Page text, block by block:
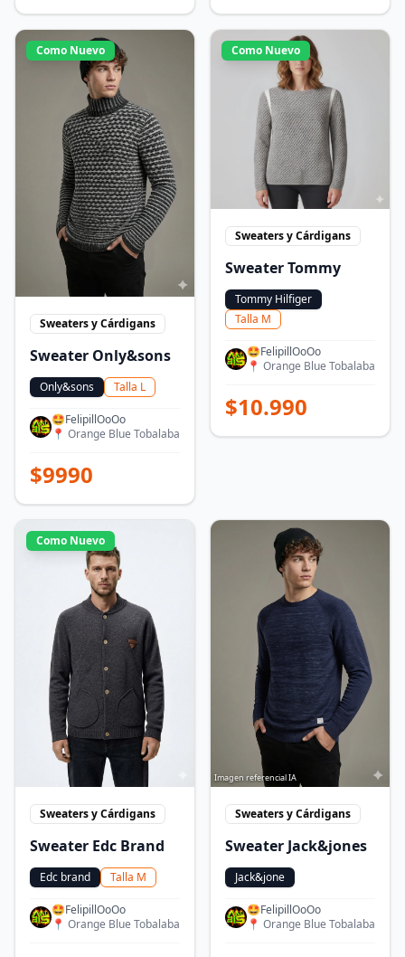
Como Nuevo
Sweaters y Cárdigans
Sweater Only&sons
Only&sons Talla L
🤩FelipillOoOo
📍 Orange Blue Tobalaba
$9990
Como Nuevo
Sweaters y Cárdigans
Sweater Tommy
Tommy Hilfiger
Talla M
🤩FelipillOoOo
📍 Orange Blue Tobalaba
$10.990
Como Nuevo
Sweaters y Cárdigans
Sweater Edc Brand
Edc brand Talla M
🤩FelipillOoOo
📍 Orange Blue Tobalaba
Imagen referencial IA
Sweaters y Cárdigans
Sweater Jack&jones
Jack&jone
🤩FelipillOoOo
📍 Orange Blue Tobalaba